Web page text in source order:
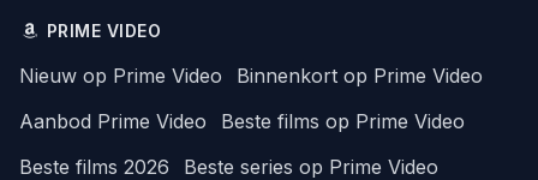
PRIME VIDEO
Nieuw op Prime Video
Binnenkort op Prime Video
Aanbod Prime Video
Beste films op Prime Video
Beste films 2026
Beste series op Prime Video